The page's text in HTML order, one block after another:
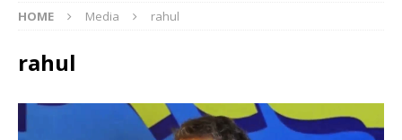
HOME Media rahul
rahul